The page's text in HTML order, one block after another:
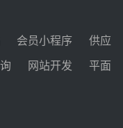
盐介质框架协议
院中标重能新疆
目机组调试及性能
会员小程序
供应
网站开发
平面